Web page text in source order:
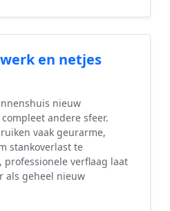
en netjes
nieuw
andere sfeer.
vaak geurarme,
stankoverlast te
professionele verflaag laat
als geheel nieuw